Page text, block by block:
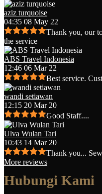
aziz turquoise
04:35 08 May 22
Thank you, our
the service
ABS Travel Indonesia
12:46 06 Mar 22
Best service.
wandi setiawan
12:15 20 Mar 20
Good Staff....
Ulva Wulan Tari
10:43 14 Mar 20
Thank you...
More reviews
Hubungi Kami